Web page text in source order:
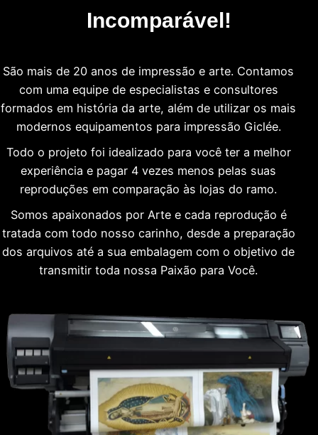
Incomparável!
São mais de 20 anos de impressão e arte. Contamos
com uma equipe de especialistas e consultores
formados em história da arte, além de utilizar os mais
modernos equipamentos para impressão Giclée.
Todo o projeto foi idealizado para você ter a melhor
experiência e pagar 4 vezes menos pelas suas
reproduções em comparação às lojas do ramo.
Somos apaixonados por Arte e cada reprodução é
tratada com todo nosso carinho, desde a preparação
dos arquivos até a sua embalagem com o objetivo de
transmitir toda nossa Paixão para Você.